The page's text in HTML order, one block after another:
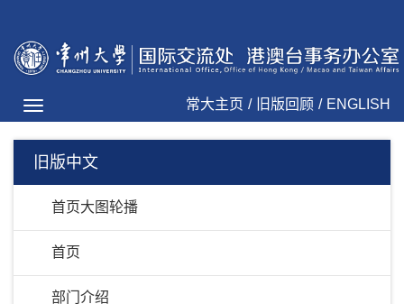
Toggle
navigation
ENGLISH
/
旧版回顾
/
常大主页
旧版中文
首页大图轮播
首页
部门介绍